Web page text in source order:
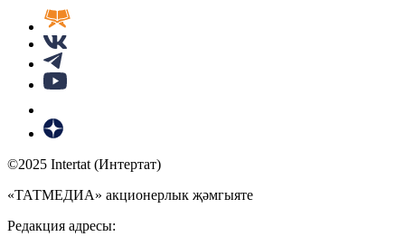
©2025 Intertat (Интертат)
«ТАТМЕДИА» акционерлык җәмгыяте
Редакция адресы: